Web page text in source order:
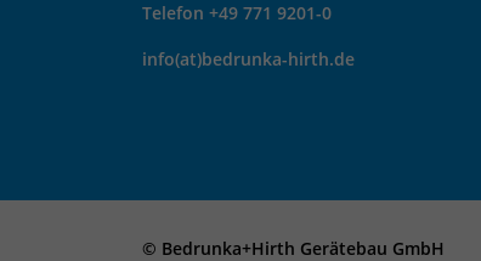
Telefon +49 771 9201-0
info(at)bedrunka-hirth.de
© Bedrunka+Hirth Gerätebau GmbH